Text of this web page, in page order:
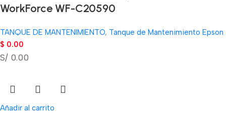
WorkForce WF-C20590
TANQUE DE MANTENIMIENTO, Tanque de Mantenimiento Epson
$ 0.00
S/ 0.00
Añadir al carrito